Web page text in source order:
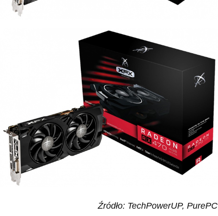
Źródło: TechPowerUP, PurePC